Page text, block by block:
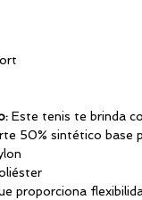
Este tenis te brinda
50%
50%
proporciona